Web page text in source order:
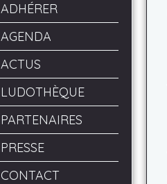
ADHÉRER
AGENDA
ACTUS
LUDOTHÈQUE
PARTENAIRES
PRESSE
CONTACT